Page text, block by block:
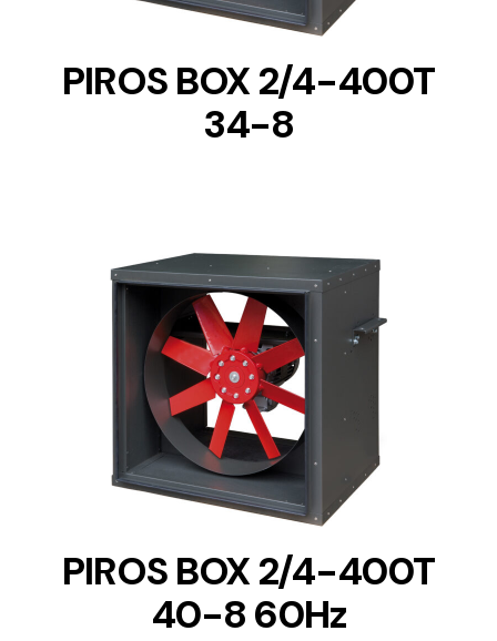
PIROS BOX 2/4-400T
34-8
DETAILS
PIROS BOX 2/4-400T
40-8 60Hz